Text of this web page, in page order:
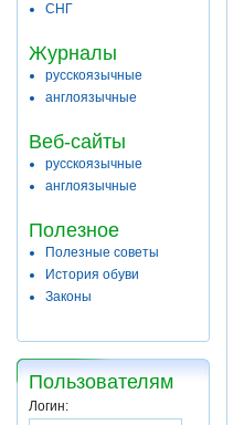
СНГ
Журналы
русскоязычные
англоязычные
Веб-сайты
русскоязычные
англоязычные
Полезное
Полезные советы
История обуви
Законы
Пользователям
Логин: